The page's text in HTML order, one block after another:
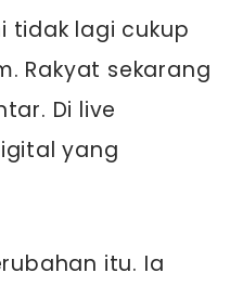
tidak lagi cukup
Rakyat sekarang
Di live
yang
itu. Ia